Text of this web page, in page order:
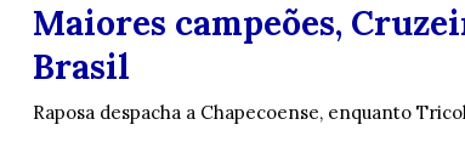
Maiores campeões,
Brasil
Raposa despacha a Chapecoense, enquanto